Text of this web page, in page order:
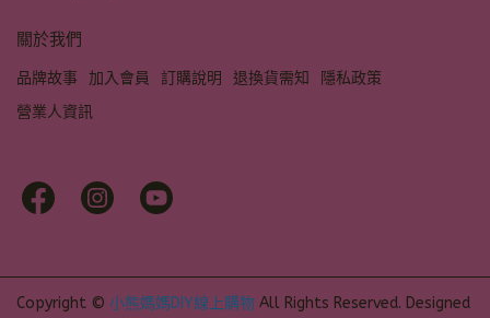
關於我們
品牌故事 加入會員 訂購說明 退換貨需知
隱私政策
營業人資訊
Copyright © 小熊媽媽DIY線上購物 All Rights Reserved. Designed